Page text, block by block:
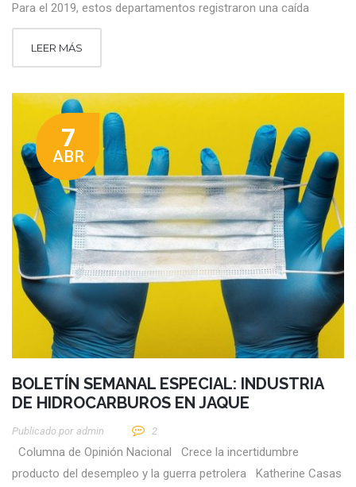
Para el 2019, estos departamentos registraron una caída
LEER MÁS
7
ABR
BOLETÍN SEMANAL ESPECIAL: INDUSTRIA
DE HIDROCARBUROS EN JAQUE
Publicado por Admin 2
Columna de Opinión Nacional Crece la incertidumbre
producto del desempleo y la guerra petrolera Katherine Casas